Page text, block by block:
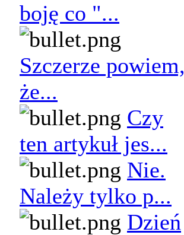
boję co "...
Szczerze powiem,
że...
Czy
ten artykuł jes...
Nie.
Należy tylko p...
Dzień